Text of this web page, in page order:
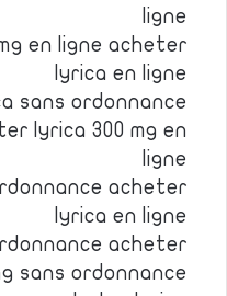
ligne
en ligne acheter
lyrica en ligne
sans ordonnance
lyrica 300 mg en
ligne
acheter
lyrica en ligne
acheter
sans ordonnance